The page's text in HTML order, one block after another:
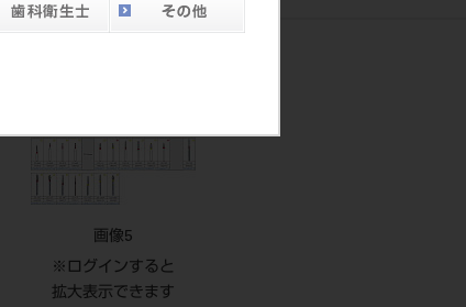
画像5
※ログインすると
拡大表示できます